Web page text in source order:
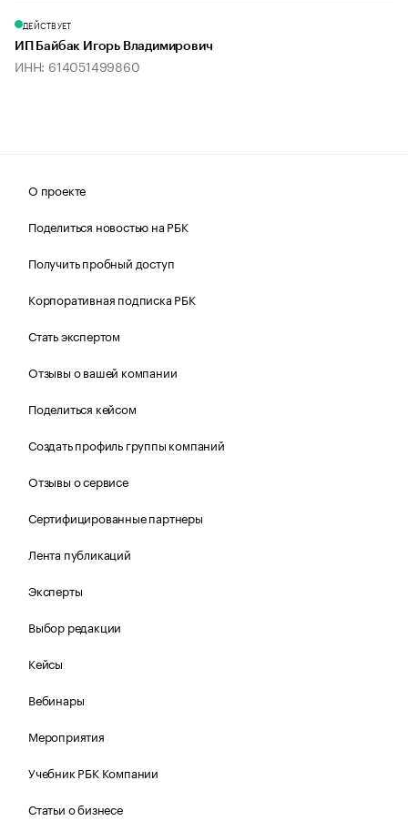
ДЕЙСТВУЕТ
ИП Байбак Игорь Владимирович
ИНН: 614051499860
О проекте
Поделиться новостью на РБК
Получить пробный доступ
Корпоративная подписка РБК
Стать экспертом
Отзывы о вашей компании
Поделиться кейсом
Создать профиль группы компаний
Отзывы о сервисе
Сертифицированные партнеры
Лента публикаций
Эксперты
Выбор редакции
Кейсы
Вебинары
Мероприятия
Учебник РБК Компании
Статьи о бизнесе